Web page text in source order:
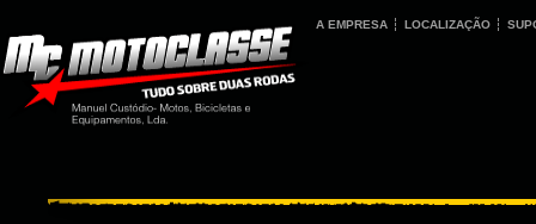
A EMPRESA LOCALIZAÇÃO